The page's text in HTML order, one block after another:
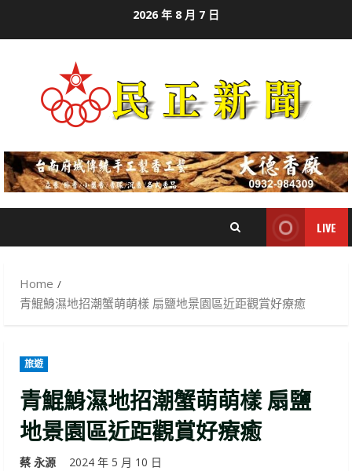
2026 年 8 月 7 日
LIVE
Home
青鯤鯓濕地招潮蟹萌萌樣 扇鹽地景園區近距觀賞好療癒
旅遊
青鯤鯓濕地招潮蟹萌萌樣 扇鹽
地景園區近距觀賞好療癒
蔡 永源 2024 年 5 月 10 日